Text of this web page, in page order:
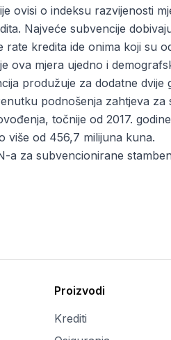
ovisi o indeksu razvijenosti
Najveće subvencije
rate kredita ide onima koji su
ova mjera ujedno i
produžuje za dodatne
podnošenja zahtjeva za
točnije od 2017.
više od 456,7 milijuna kuna.
a za subvencionirane
Proizvodi
Krediti